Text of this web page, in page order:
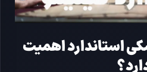
استاندارد اهمیت